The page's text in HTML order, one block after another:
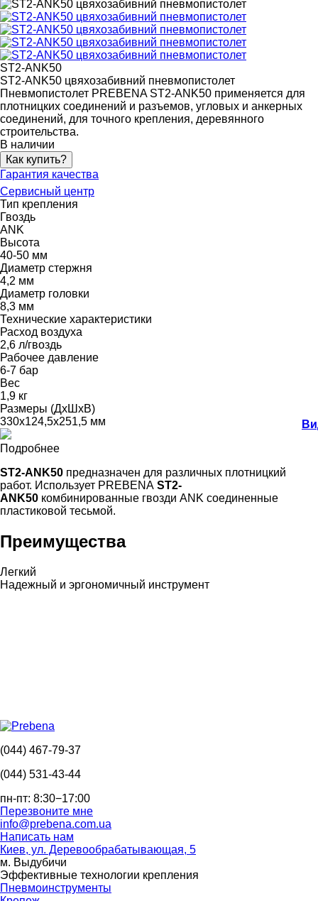
ST2-ANK50
ST2-ANK50 цвяхозабивний пневмопистолет
Пневмопистолет PREBENA ST2-ANK50 применяется для
плотницких соединений и разъемов, угловых и анкерных
соединений, для точного крепления, деревянного
строительства.
В наличии
Как купить?
Гарантия качества
Сервисный центр
Тип крепления
Гвоздь
ANK
Высота
40-50 мм
Диаметр стержня
4,2 мм
Диаметр головки
8,3 мм
Технические характеристики
Расход воздуха
2,6 л/гвоздь
Рабочее давление
6-7 бар
Вес
1,9 кг
Размеры (ДхШхВ)
330х124,5х251,5 мм
Подробнее
ST2-ANK50 предназначен для различных плотницкий
работ. Использует PREBENA ST2-
ANK50 комбинированные гвозди ANK соединенные
пластиковой тесьмой.
Преимущества
Легкий
Надежный и эргономичный инструмент
(044) 467-79-37
(044) 531-43-44
пн-пт: 8:30−17:00
Перезвоните мне
info@prebena.com.ua
Написать нам
Киев, ул. Деревообрабатывающая, 5
м. Выдубичи
Эффективные технологии крепления
Пневмоинструменты